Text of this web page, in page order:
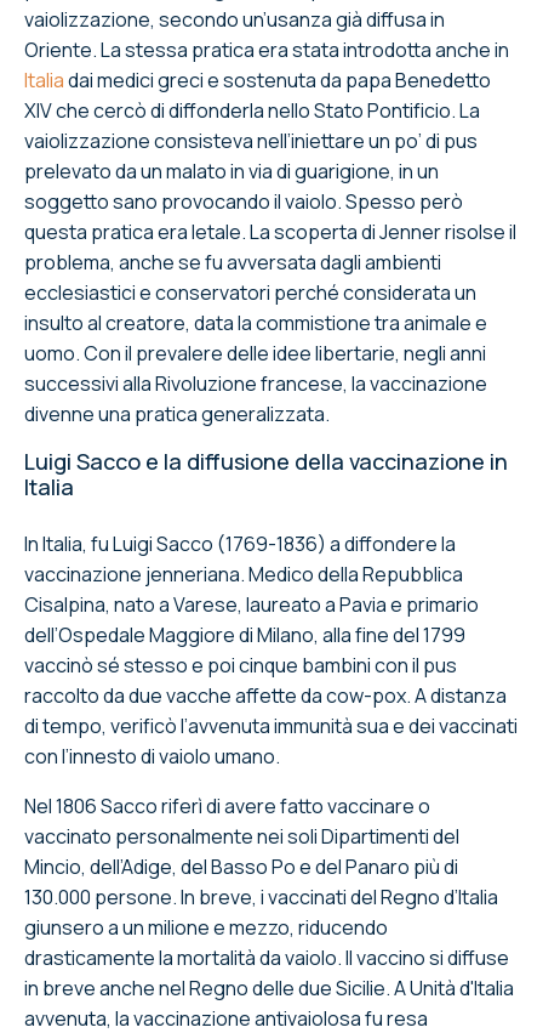
vaiolizzazione, secondo un’usanza già diffusa in
Oriente. La stessa pratica era stata introdotta anche in
Italiadai medici greci e sostenuta da papa Benedetto
XIV che cercò di diffonderla nello Stato Pontificio. La
vaiolizzazione consisteva nell’iniettare un po’ di pus
prelevato da un malato in via di guarigione, in un
soggetto sano provocando il vaiolo. Spesso però
questa pratica era letale. La scoperta di Jenner risolse il
problema, anche se fu avversata dagli ambienti
ecclesiastici e conservatori perché considerata un
insulto al creatore, data la commistione tra animale e
uomo. Con il prevalere delle idee libertarie, negli anni
successivi alla Rivoluzione francese, la vaccinazione
divenne una pratica generalizzata.
Luigi Sacco e la diffusione della vaccinazione in
Italia
In Italia, fu Luigi Sacco (1769-1836) a diffondere la
vaccinazione jenneriana. Medico della Repubblica
Cisalpina, nato a Varese, laureato a Pavia e primario
dell’Ospedale Maggiore di Milano, alla fine del 1799
vaccinò sé stesso e poi cinque bambini con il pus
raccolto da due vacche affette da cow-pox. A distanza
di tempo, verificò l’avvenuta immunità sua e dei vaccinati
con l’innesto di vaiolo umano.
Nel 1806 Sacco riferì di avere fatto vaccinare o
vaccinato personalmente nei soli Dipartimenti del
Mincio, dell’Adige, del Basso Po e del Panaro più di
130.000 persone. In breve, i vaccinati del Regno d’Italia
giunsero a un milione e mezzo, riducendo
drasticamente la mortalità da vaiolo. Il vaccino si diffuse
in breve anche nel Regno delle due Sicilie. A Unità d'Italia
avvenuta, la vaccinazione antivaiolosa fu resa